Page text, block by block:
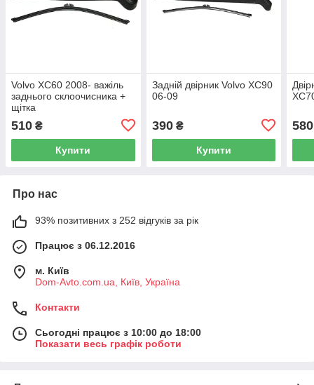
Volvo XC60 2008- важіль
заднього склоочисника +
щітка
510 ₴
Купити
Задній двірник Volvo XC90
06-09
390₴
Купити
580
Про нас
93% позитивних з 252 відгуків за рік
Працює з 06.12.2016
м. Київ
Dom-Avto.com.ua, Київ, Україна
Контакти
Сьогодні працює з 10:00 до 18:00
Показати весь графік роботи